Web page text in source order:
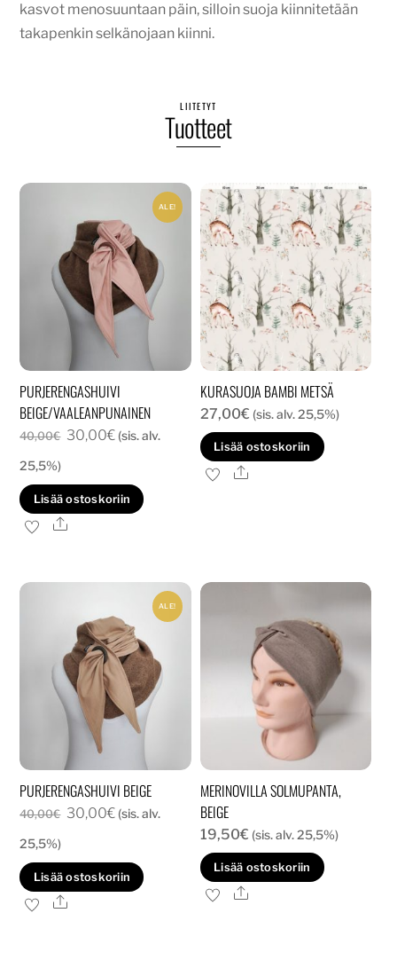
kasvot menosuuntaan päin, silloin suoja kiinnitetään
takapenkin selkänojaan kiinni.
LIITETYT
Tuotteet
ALE!
PURJERENGASHUIVI
BEIGE/VAALEANPUNAINEN
40,00€ Alkuperäinen
oli:
40,00€.
30,00€Nykyinen
on:
30,00€.
(sis. alv.
25,5%)
Lisää ostoskoriin
Ale
KURASUOJA BAMBI METSÄ
27,00€ (sis. alv. 25,5%)
Lisää ostoskoriin
Ale
ALE!
PURJERENGASHUIVI BEIGE
40,00€ Alkuperäinen
oli:
40,00€.
30,00€Nykyinen
on:
30,00€.
(sis. alv.
25,5%)
Lisää ostoskoriin
Ale
MERINOVILLA SOLMUPANTA,
BEIGE
19,50€ (sis. alv. 25,5%)
Lisää ostoskoriin
Ale